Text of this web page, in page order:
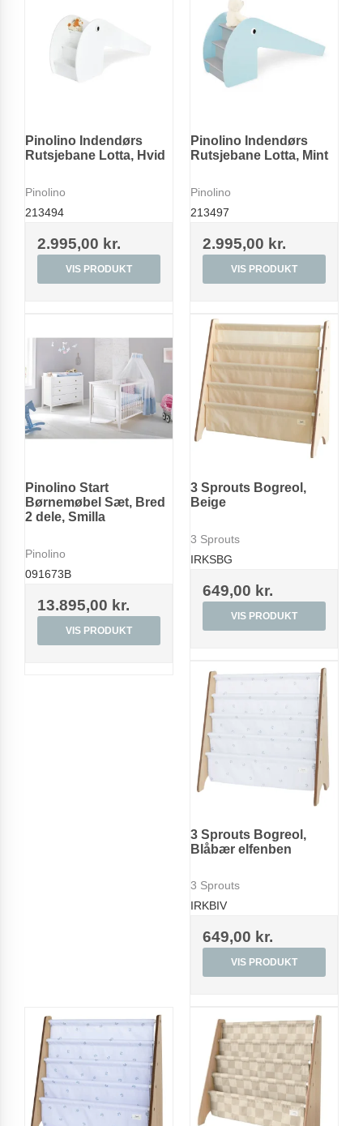
Pinolino Indendørs
Rutsjebane Lotta, Hvid
Pinolino
213494
2.995,00 kr.
VIS PRODUKT
Pinolino Indendørs
Rutsjebane Lotta, Mint
Pinolino
213497
2.995,00 kr.
VIS PRODUKT
Pinolino Start
Børnemøbel Sæt, Bred
2 dele, Smilla
Pinolino
091673B
13.895,00 kr.
VIS PRODUKT
3 Sprouts Bogreol,
Beige
3 Sprouts
IRKSBG
649,00 kr.
VIS PRODUKT
3 Sprouts Bogreol,
Blåbær elfenben
3 Sprouts
IRKBIV
649,00 kr.
VIS PRODUKT